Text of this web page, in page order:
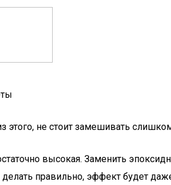
этого, не стоит замешивать
высокая. Заменить
правильно, эффект будет